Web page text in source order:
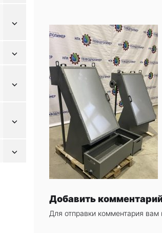
Показывать
Показывать
Показывать
Показывать
Показывать
Добавить
Для отправки комментария вам